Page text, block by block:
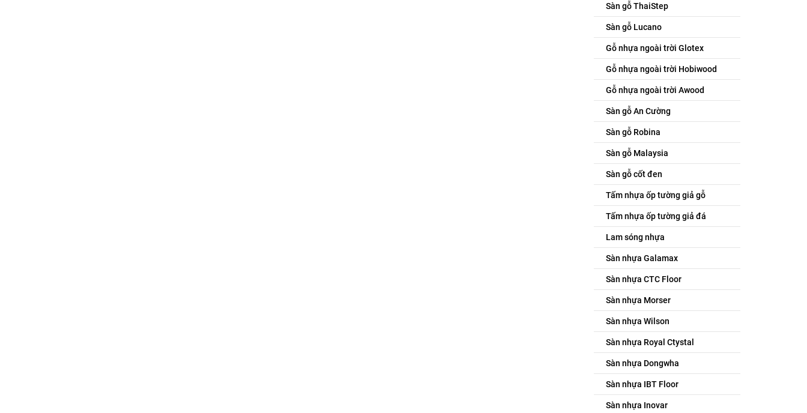
Sàn gỗ ThaiStep
Sàn gỗ Lucano
Gỗ nhựa ngoài trời Glotex
Gỗ nhựa ngoài trời Hobiwood
Gỗ nhựa ngoài trời Awood
Sàn gỗ An Cường
Sàn gỗ Robina
Sàn gỗ Malaysia
Sàn gỗ cốt đen
Tấm nhựa ốp tường giả gỗ
Tấm nhựa ốp tường giả đá
Lam sóng nhựa
Sàn nhựa Galamax
Sàn nhựa CTC Floor
Sàn nhựa Morser
Sàn nhựa Wilson
Sàn nhựa Royal Ctystal
Sàn nhựa Dongwha
Sàn nhựa IBT Floor
Sàn nhựa Inovar